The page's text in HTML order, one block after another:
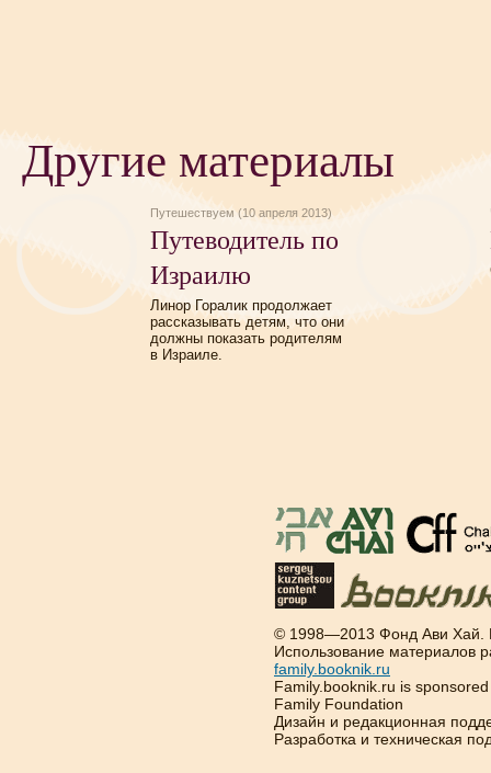
Другие материалы
Путешествуем (10 апреля 2013)
Путеводитель по
Израилю
Линор Горалик продолжает
рассказывать детям, что они
должны показать родителям
в Израиле.
© 1998—2013 Фонд Ави Хай.
Использование материалов
family.booknik.ru
Family.booknik.ru is
Family Foundation
Дизайн и редакционная
Разработка и техническая